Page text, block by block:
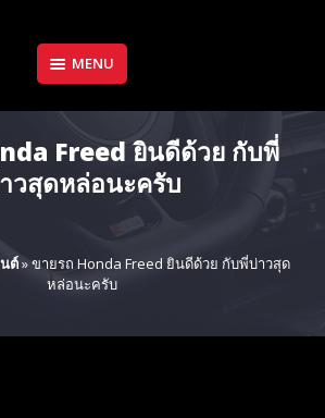
MENU
Freed ยินดีด้วย กับพี่
วสุดหล่อนะครับ
ต์»ขายรถ Honda Freed ยินดีด้วย กับพี่บ่าวสุด
หล่อนะครับ